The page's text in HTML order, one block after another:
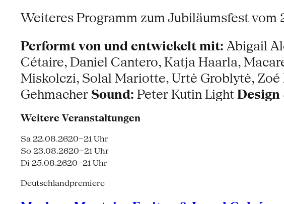
Weiteres Programm zum Jubiläumsfest vom
Performt von und entwickelt mit: Abigail
Cétaire, Daniel Cantero, Katja Haarla,
Miskolczi, Solal Mariotte, Urtė Groblytė, Zoé
Gehmacher Sound: Peter Kutin Light
Weitere Veranstaltungen
Sa 22.08.2620–21 Uhr
So 23.08.2620–21 Uhr
Di 25.08.2620–21 Uhr
Deutschlandpremiere